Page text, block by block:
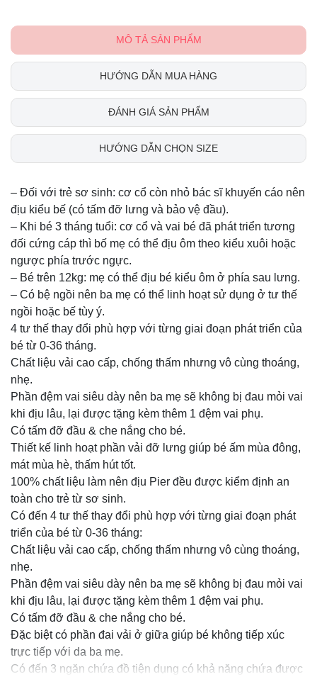
MÔ TẢ SẢN PHẨM
HƯỚNG DẪN MUA HÀNG
ĐÁNH GIÁ SẢN PHẨM
HƯỚNG DẪN CHỌN SIZE
– Đối với trẻ sơ sinh: cơ cổ còn nhỏ bác sĩ khuyến cáo nên
địu kiểu bế (có tấm đỡ lưng và bảo vệ đầu).
– Khi bé 3 tháng tuổi: cơ cổ và vai bé đã phát triển tương
đối cứng cáp thì bố mẹ có thể địu ôm theo kiểu xuôi hoặc
ngược phía trước ngực.
– Bé trên 12kg: mẹ có thể địu bé kiểu ôm ở phía sau lưng.
– Có bệ ngồi nên ba mẹ có thể linh hoạt sử dụng ở tư thế
ngồi hoặc bế tùy ý.
4 tư thế thay đổi phù hợp với từng giai đoạn phát triển của
bé từ 0-36 tháng.
Chất liệu vải cao cấp, chống thấm nhưng vô cùng thoáng,
nhẹ.
Phần đệm vai siêu dày nên ba mẹ sẽ không bị đau mỏi vai
khi địu lâu, lại được tặng kèm thêm 1 đệm vai phụ.
Có tấm đỡ đầu & che nắng cho bé.
Thiết kế linh hoạt phần vải đỡ lưng giúp bé ấm mùa đông,
mát mùa hè, thấm hút tốt.
100% chất liệu làm nên địu Pier đều được kiểm định an
toàn cho trẻ từ sơ sinh.
Có đến 4 tư thế thay đổi phù hợp với từng giai đoạn phát
triển của bé từ 0-36 tháng:
Chất liệu vải cao cấp, chống thấm nhưng vô cùng thoáng,
nhẹ.
Phần đệm vai siêu dày nên ba mẹ sẽ không bị đau mỏi vai
khi địu lâu, lại được tặng kèm thêm 1 đệm vai phụ.
Có tấm đỡ đầu & che nắng cho bé.
Đặc biệt có phần đai vải ở giữa giúp bé không tiếp xúc
trực tiếp với da ba mẹ.
Có đến 3 ngăn chứa đồ tiện dụng có khả năng chứa được